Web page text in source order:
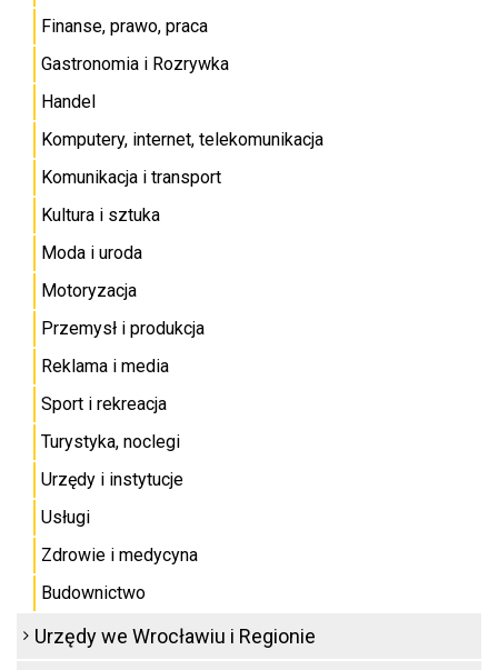
Finanse, prawo, praca
Gastronomia i Rozrywka
Handel
Komputery, internet, telekomunikacja
Komunikacja i transport
Kultura i sztuka
Moda i uroda
Motoryzacja
Przemysł i produkcja
Reklama i media
Sport i rekreacja
Turystyka, noclegi
Urzędy i instytucje
Usługi
Zdrowie i medycyna
Budownictwo
Urzędy we Wrocławiu i Regionie